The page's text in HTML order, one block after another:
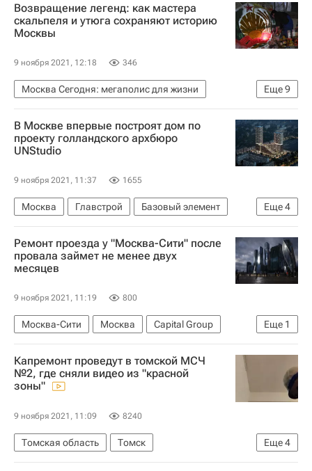
Ипотека
Россия
Возвращение легенд: как мастера
скальпеля и утюга сохраняют историю
Москвы
9 ноября 2021, 12:18 346
Еще9
Москва Сегодня: мегаполис для жизни
Москва
Городское хозяйство Москвы
Комплекс городского хозяйства Москвы
Мосты
Аналитика – РИА Недвижимость
Город: детали – РИА Недвижимость
Ульяновск
Челябинск
В Москве впервые построят дом по
проекту голландского архбюро
UNStudio
9 ноября 2021, 11:37 1655
Еще4
Москва Главстрой
Базовый элемент
Жилье
Строительство
Архитектура
Москомархитектура
Ремонт проезда у "Москва-Сити" после
провала займет не менее двух
месяцев
9 ноября 2021, 11:19 800
Еще 1
Москва-Сити Москва
Capital Group
Мосгосстройнадзор
Капремонт проведут в томской МСЧ
№2, где сняли видео из "красной
зоны"
9 ноября 2021, 11:09 8240
Еще4
Томская область
Томск
Федеральная служба по надзору в сфере здравоохранения (Росздравнадзор)